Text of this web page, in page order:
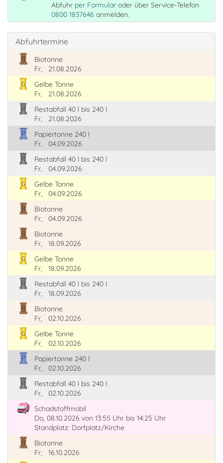
Abfuhr per Formular oder über Service-Telefon
0800 1837646 anmelden.
Abfuhrtermine
Biotonne
Fr,
21.08.2026
Gelbe Tonne
Fr,
21.08.2026
Restabfall 40 l bis 240 l
Fr,
21.08.2026
Papiertonne 240 l
Fr,
04.09.2026
Restabfall 40 l bis 240 l
Fr,
04.09.2026
Gelbe Tonne
Fr,
04.09.2026
Biotonne
Fr,
04.09.2026
Biotonne
Fr,
18.09.2026
Gelbe Tonne
Fr,
18.09.2026
Restabfall 40 l bis 240 l
Fr,
18.09.2026
Biotonne
Fr,
02.10.2026
Gelbe Tonne
Fr,
02.10.2026
Papiertonne 240 l
Fr,
02.10.2026
Restabfall 40 l bis 240 l
Fr,
02.10.2026
Schadstoffmobil
Do, 08.10.2026 von 13:55 Uhr bis 14:25 Uhr
Standplatz: Dorfplatz/Kirche
Biotonne
Fr,
16.10.2026